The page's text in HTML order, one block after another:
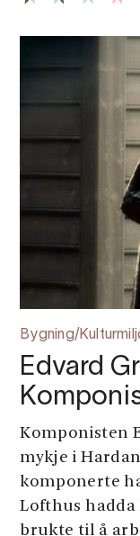
Bygning/
Edvard
Komponisten
mykje i
komponerte
Lofthus
brukte til å